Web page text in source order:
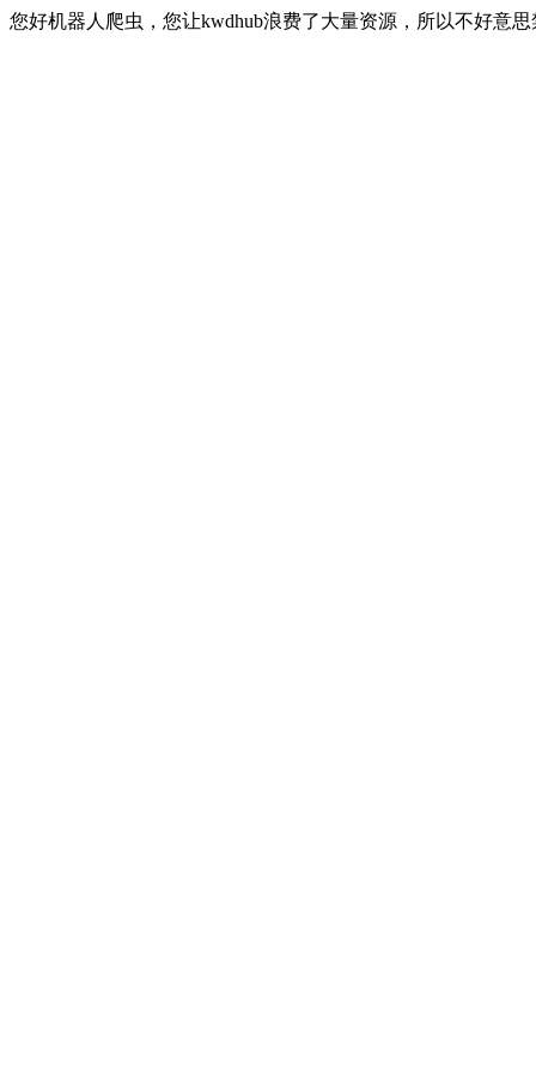
您好机器人爬虫，您让kwdhub浪费了大量资源，所以不好意